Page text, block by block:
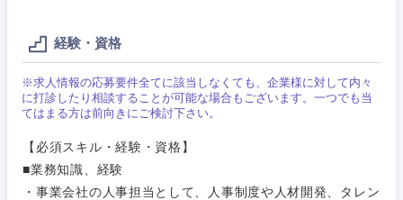
経験・資格
※求人情報の応募要件全てに該当しなくても、企業様に対して内々
に打診したり相談することが可能な場合もございます。一つでも当
てはまる方は前向きにご検討下さい。
【必須スキル・経験・資格】
■業務知識、経験
・事業会社の人事担当として、人事制度や人材開発、タレン